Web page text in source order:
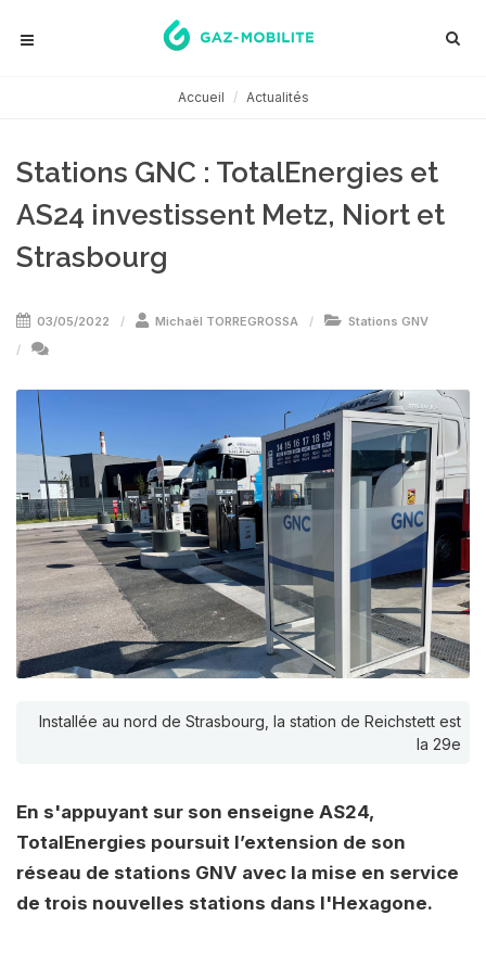
Accueil Actualités
Stations GNC : TotalEnergies et
AS24 investissent Metz, Niort et
Strasbourg
03/05/2022 Michaël TORREGROSSA Stations GNV
Installée au nord de Strasbourg, la station de Reichstett est
la 29e
En s'appuyant sur son enseigne AS24,
TotalEnergies poursuit l’extension de son
réseau de stations GNV avec la mise en service
de trois nouvelles stations dans l'Hexagone.